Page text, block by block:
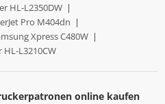
HL-L2350DW |
Pro M404dn |
Xpress C480W |
HL-L3210CW
online kaufen